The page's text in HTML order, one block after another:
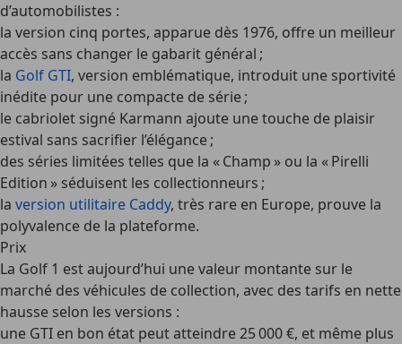
d’automobilistes :
la version cinq portes, apparue dès 1976, offre un meilleur
accès sans changer le gabarit général ;
la Golf GTI, version emblématique, introduit une sportivité
inédite pour une compacte de série ;
le cabriolet signé Karmann ajoute une touche de plaisir
estival sans sacrifier l’élégance ;
des séries limitées telles que la « Champ » ou la « Pirelli
Edition » séduisent les collectionneurs ;
la version utilitaire Caddy, très rare en Europe, prouve la
polyvalence de la plateforme.
Prix
La Golf 1 est aujourd’hui une valeur montante sur le
marché des véhicules de collection, avec des tarifs en nette
hausse selon les versions :
une GTI en bon état peut atteindre 25 000 €, et même plus